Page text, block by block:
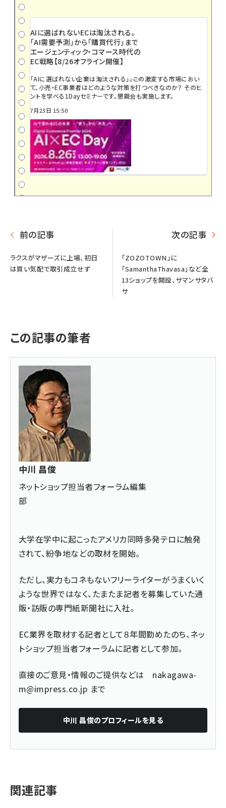
AIに選ばれないECは淘汰される。
「AI需要予測」から「購買代行」まで
エージェンティック・コマース時代の
EC戦略【8/26オフライン開催】
「AIに選ばれない企業は淘汰される」――。この激変する市場におい
て、小売・EC事業者はどのような対策を打つべきなのか？ そのヒ
ントを学べる1Dayセミナーです。懇親会も実施します。
7月23日 15:50
前の記事
ラクスがマザーズに上場、初日
は買い気配で取引成立せず
次の記事
「ZOZOTOWN」に
「SamanthaThavasa」など全
13ショップを開設、サマンサタバ
サ
この記事の筆者
中川 昌俊
ネットショップ担当者フォーラム編集
部
大学在学中に起こったアメリカ同時多発テロに触発
されて、紛争地などの取材を開始。
ただし、実力もコネもないフリーライターがうまくいく
ような世界ではなく、たまたま記者を募集していた通
販・訪販の専門紙新聞社に入社。
EC業界を取材する記者として８年間勤めたのち、ネッ
トショップ担当者フォーラムに記者として参加。
直接のご意見・情報のご提供などは nakagawa-
m@impress.co.jp まで
中川 昌俊のプロフィールを見る
関連記事